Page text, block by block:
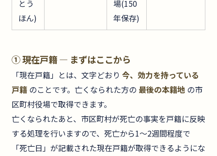
とう
ほん)
場(150
年保存)
① 現在戸籍 — まずはここから
「現在戸籍」とは、文字どおり 今、効力を持っている
戸籍 のことです。亡くなられた方の 最後の本籍地 の市
区町村役場で取得できます。
亡くなられたあと、市区町村が死亡の事実を戸籍に反映
する処理を行いますので、死亡から1〜2週間程度で
「死亡日」が記載された現在戸籍が取得できるようにな